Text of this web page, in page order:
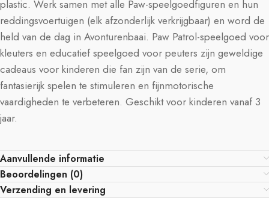
plastic. Werk samen met alle Paw-speelgoedfiguren en hun
reddingsvoertuigen (elk afzonderlijk verkrijgbaar) en word de
held van de dag in Avonturenbaai. Paw Patrol-speelgoed voor
kleuters en educatief speelgoed voor peuters zijn geweldige
cadeaus voor kinderen die fan zijn van de serie, om
fantasierijk spelen te stimuleren en fijnmotorische
vaardigheden te verbeteren. Geschikt voor kinderen vanaf 3
jaar.
Aanvullende informatie
Beoordelingen (0)
Verzending en levering